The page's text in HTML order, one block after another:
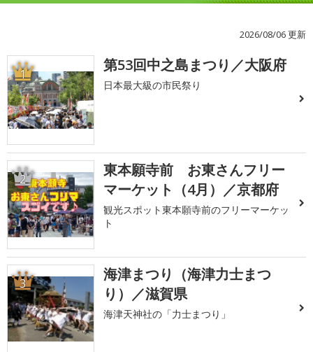
2026/08/06 更新
1 第53回中之島まつり／大阪府
日本最大級の市民祭り
2
東本願寺前 お東さんフリー
マーケット（4月）／京都府
観光スポット東本願寺前のフリーマーケッ
ト
3
海津まつり（海津力士まつ
り）／滋賀県
海津天神社の「力士まつり」